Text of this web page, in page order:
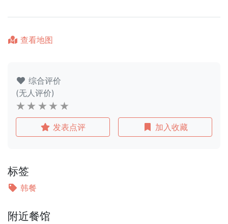
查看地图
综合评价
(无人评价)
发表点评 加入收藏
标签
韩餐
附近餐馆